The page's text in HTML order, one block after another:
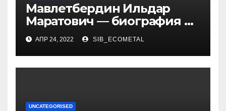
Мавлетбердин Ильдар
Маратович — биография и
достижения талантливого
российского политика и
бизнесмена
АПР 24, 2022 SIB_ECOMETAL
UNCATEGORISED